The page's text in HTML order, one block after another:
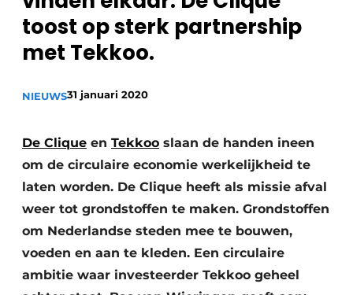
recyclingstroom in België
Vacature aanmelden
Vacatures
Video’s
Safety First
Detectieapparatuur
Persen
Stofbeheersing
toost op sterk partnership
met Tekkoo.
NIEUWS31 januari 2020
De Clique en Tekkoo slaan de handen ineen
om de circulaire economie werkelijkheid te
laten worden. De Clique heeft als missie afval
weer tot grondstoffen te maken. Grondstoffen
om Nederlandse steden mee te bouwen,
voeden en aan te kleden. Een circulaire
ambitie waar investeerder Tekkoo geheel